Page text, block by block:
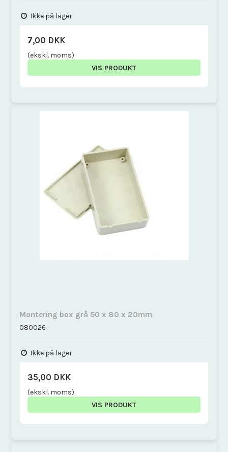
Ikke på lager
7,00 DKK
(ekskl. moms)
VIS PRODUKT
Montering box grå 50 x 80 x 20mm
080026
Ikke på lager
35,00 DKK
(ekskl. moms)
VIS PRODUKT